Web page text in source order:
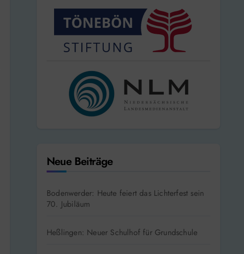
Neue Beiträge
Bodenwerder: Heute feiert das Lichterfest sein
70. Jubiläum
Heßlingen: Neuer Schulhof für Grundschule